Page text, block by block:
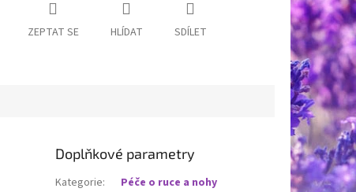
ZEPTAT SE HLÍDAT SDÍLET
Doplňkové parametry
Kategorie:
Péče o ruce a nohy